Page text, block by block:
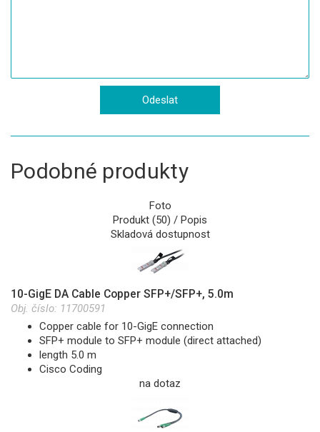
Podobné produkty
Foto
Produkt (50) / Popis
Skladová dostupnost
10-GigE DA Cable Copper SFP+/SFP+, 5.0m
Obj. číslo: 11700591
Copper cable for 10-GigE connection
SFP+ module to SFP+ module (direct attached)
length 5.0 m
Cisco Coding
na dotaz